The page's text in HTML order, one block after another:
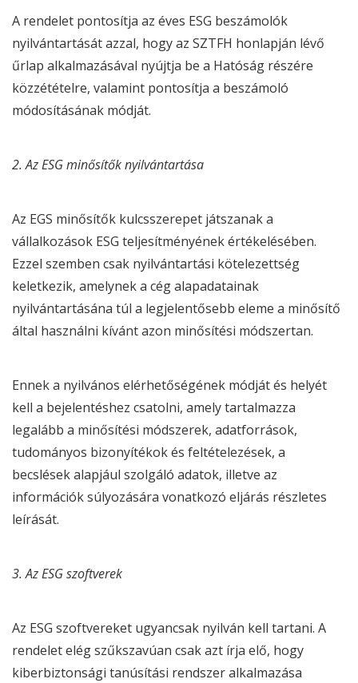
A rendelet pontosítja az éves ESG beszámolók
nyilvántartását azzal, hogy az SZTFH honlapján lévő
űrlap alkalmazásával nyújtja be a Hatóság részére
közzétételre, valamint pontosítja a beszámoló
módosításának módját.
2. AzESGminősítők nyilvántartása
Az EGS minősítők kulcsszerepet játszanak a
vállalkozások ESG teljesítményének értékelésében.
Ezzel szemben csak nyilvántartási kötelezettség
keletkezik, amelynek a cég alapadatainak
nyilvántartásána túl a legjelentősebb eleme a minősítő
által használni kívánt azon minősítési módszertan.
Ennek a nyilvános elérhetőségének módját és helyét
kell a bejelentéshez csatolni, amely tartalmazza
legalább a minősítési módszerek, adatforrások,
tudományos bizonyítékok és feltételezések, a
becslések alapjául szolgáló adatok, illetve az
információk súlyozására vonatkozó eljárás részletes
leírását.
3. AzESGszoftverek
Az ESG szoftvereket ugyancsak nyilván kell tartani. A
rendelet elég szűkszavúan csak azt írja elő, hogy
kiberbiztonsági tanúsítási rendszer alkalmazása